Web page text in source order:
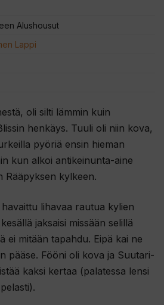
Alushousut
Lappi
oli silti lämmin kuin
henkäys. Tuuli oli niin kova,
pyöriä ensin hieman
kun alkoi antikeinunta-aine
Rääpyksen kylkeen.
lihavaa rautua kylien
jaksaisi missään selillä
ei mitään tapahdu. Eipä kai ne
pääse. Fööni oli kova ja Suutari-
kaksi kertaa (palatessa lensi